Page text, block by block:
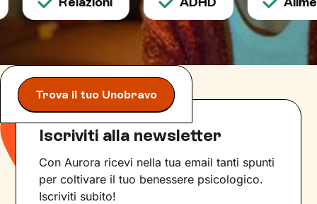
Trova il tuo Unobravo
Iscriviti alla newsletter
Con Aurora ricevi nella tua email tanti spunti
per coltivare il tuo benessere psicologico.
Iscriviti subito!